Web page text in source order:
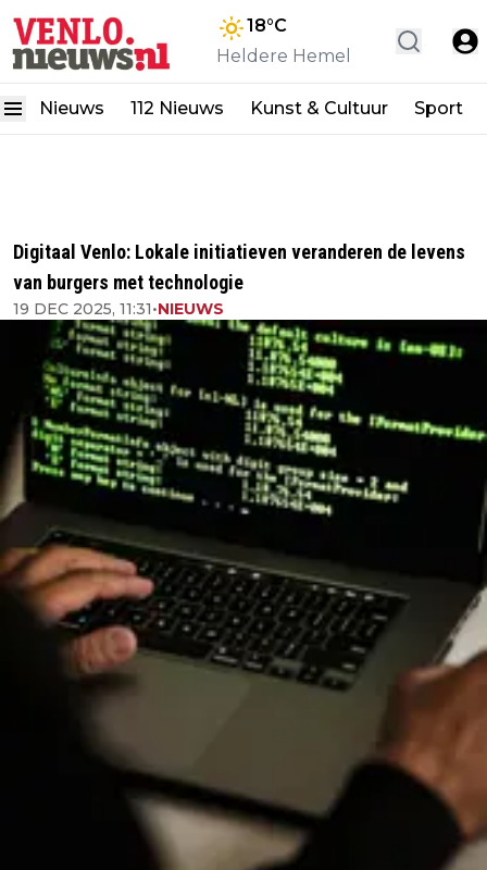
18°C
Heldere Hemel
Nieuws 112 Nieuws Kunst & Cultuur Sport
Digitaal Venlo: Lokale initiatieven veranderen de levens
van burgers met technologie
19 DEC 2025, 11:31•NIEUWS